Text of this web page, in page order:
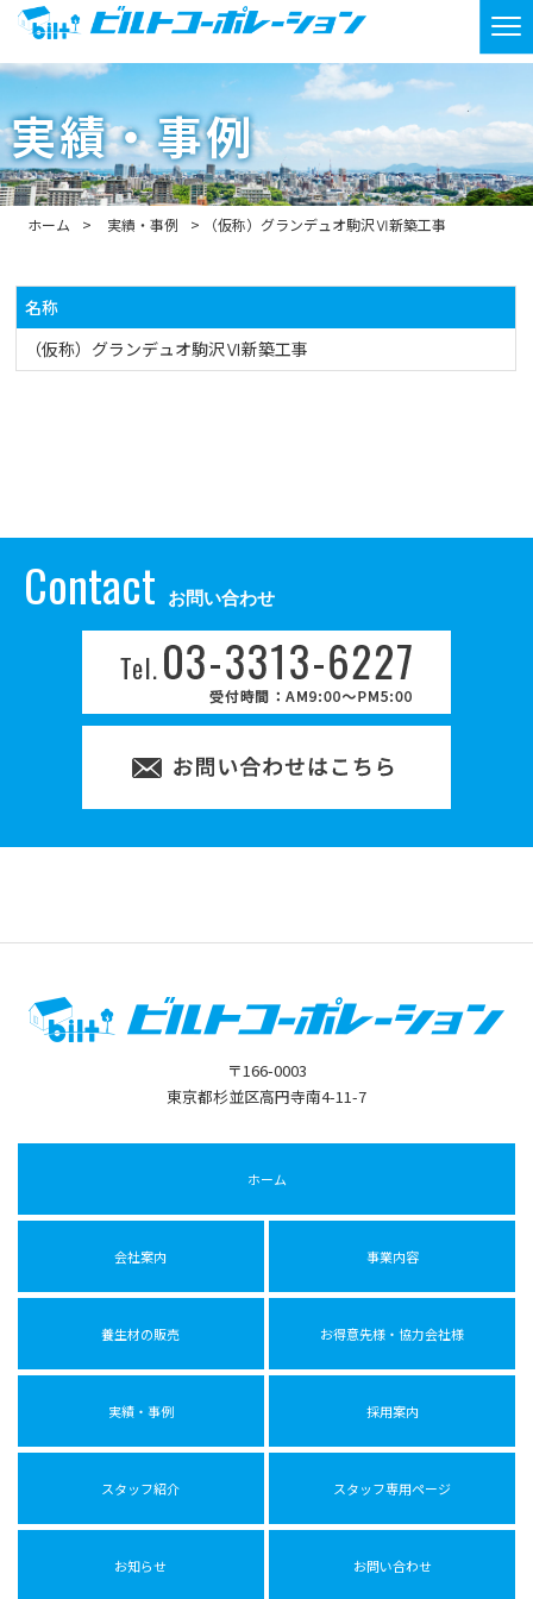
実績・事例
ホーム 実績・事例 （仮称）グランデュオ駒沢Ⅵ新築工事
名称
（仮称）グランデュオ駒沢Ⅵ新築工事
Contact お問い合わせ
〒166-0003
東京都杉並区高円寺南4-11-7
ホーム
会社案内 事業内容
養生材の販売 お得意先様・協力会社様
実績・事例 採用案内
スタッフ紹介 スタッフ専用ページ
お知らせ お問い合わせ